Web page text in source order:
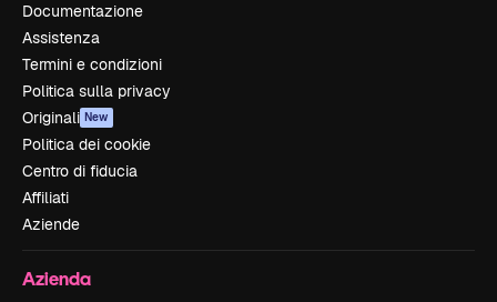
Documentazione
Assistenza
Termini e condizioni
Politica sulla privacy
Originali New
Politica dei cookie
Centro di fiducia
Affiliati
Aziende
Azienda